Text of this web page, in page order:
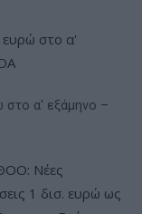
στο α' εξάμηνο –